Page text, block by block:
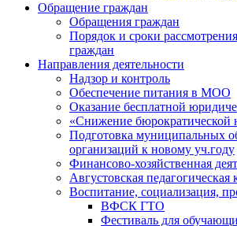
Обращение граждан
Обращения граждан
Порядок и сроки
граждан
Направления деятельности
Надзор и контроль
Обеспечение питания в МОО
Оказание бесплатной
«Снижение бюрократической
Подготовка муниципальных
организаций к новому уч.году
Финансово-хозяйственная
Августовская педагогическая
Воспитание, социализация,
ВФСК ГТО
Фестиваль для